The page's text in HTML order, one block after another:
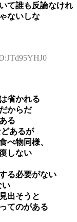
て誰も反論なけれ
ないしな
省かれる
からだ
る
あるが
べ物同様、
しない
る必要がない
い
出そうと
てのがある